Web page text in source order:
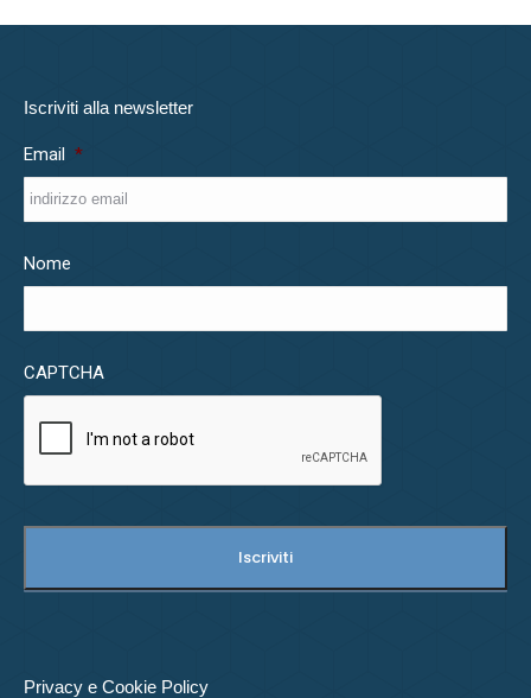
Iscriviti alla newsletter
Email *
Nome
CAPTCHA
Privacy e Cookie Policy